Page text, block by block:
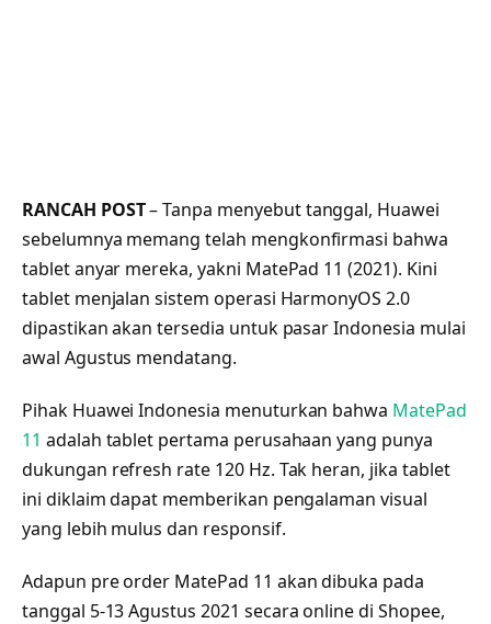
RANCAH POST– Tanpa menyebut tanggal, Huawei
sebelumnya memang telah mengkonfirmasi bahwa
tablet anyar mereka, yakni MatePad 11 (2021). Kini
tablet menjalan sistem operasi HarmonyOS 2.0
dipastikan akan tersedia untuk pasar Indonesia mulai
awal Agustus mendatang.
Pihak Huawei Indonesia menuturkan bahwa MatePad
11 adalah tablet pertama perusahaan yang punya
dukungan refresh rate 120 Hz. Tak heran, jika tablet
ini diklaim dapat memberikan pengalaman visual
yang lebih mulus dan responsif.
Adapun pre order MatePad 11 akan dibuka pada
tanggal 5-13 Agustus 2021 secara online di Shopee,